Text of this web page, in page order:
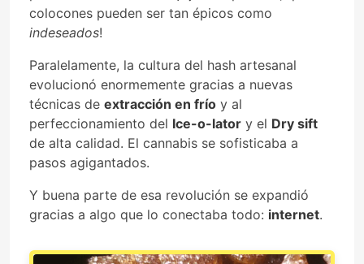
colocones pueden ser tan épicos como
indeseados!
Paralelamente, la cultura del hash artesanal
evolucionó enormemente gracias a nuevas
técnicas de extracción en frío y al
perfeccionamiento del Ice-o-lator y el Dry sift
de alta calidad. El cannabis se sofisticaba a
pasos agigantados.
Y buena parte de esa revolución se expandió
gracias a algo que lo conectaba todo: internet.